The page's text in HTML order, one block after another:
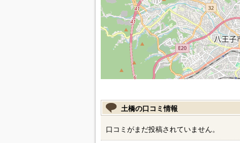
土橋の口コミ情報
口コミがまだ投稿されていません。